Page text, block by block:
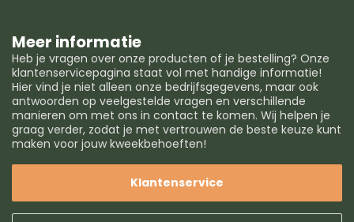
Meer informatie
Heb je vragen over onze producten of je bestelling? Onze
klantenservicepagina staat vol met handige informatie!
Hier vind je niet alleen onze bedrijfsgegevens, maar ook
antwoorden op veelgestelde vragen en verschillende
manieren om met ons in contact te komen. Wij helpen je
graag verder, zodat je met vertrouwen de beste keuze kunt
maken voor jouw kweekbehoeften!
Klantenservice